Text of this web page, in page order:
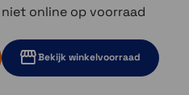
online op voorraad
Bekijk winkelvoorraad